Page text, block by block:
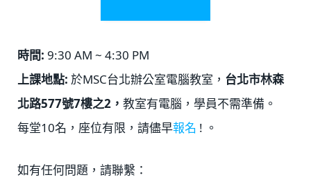
時間: 9:30 AM ~ 4:30 PM
上課地點: 於MSC台北辦公室電腦教室， 台北市林森
北路577號7樓之2， 教室有電腦，學員不需準備。
每堂10名，座位有限，請儘早報名 ! 。
如有任何問題，請聯繫：